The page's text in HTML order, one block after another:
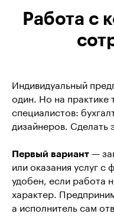
Работа с
Индивидуальный
один. Но на практике
специалистов:
дизайнеров. Сделать
Первый вариант —
или оказания услуг
удобен, если работа
характер.
а исполнитель сам